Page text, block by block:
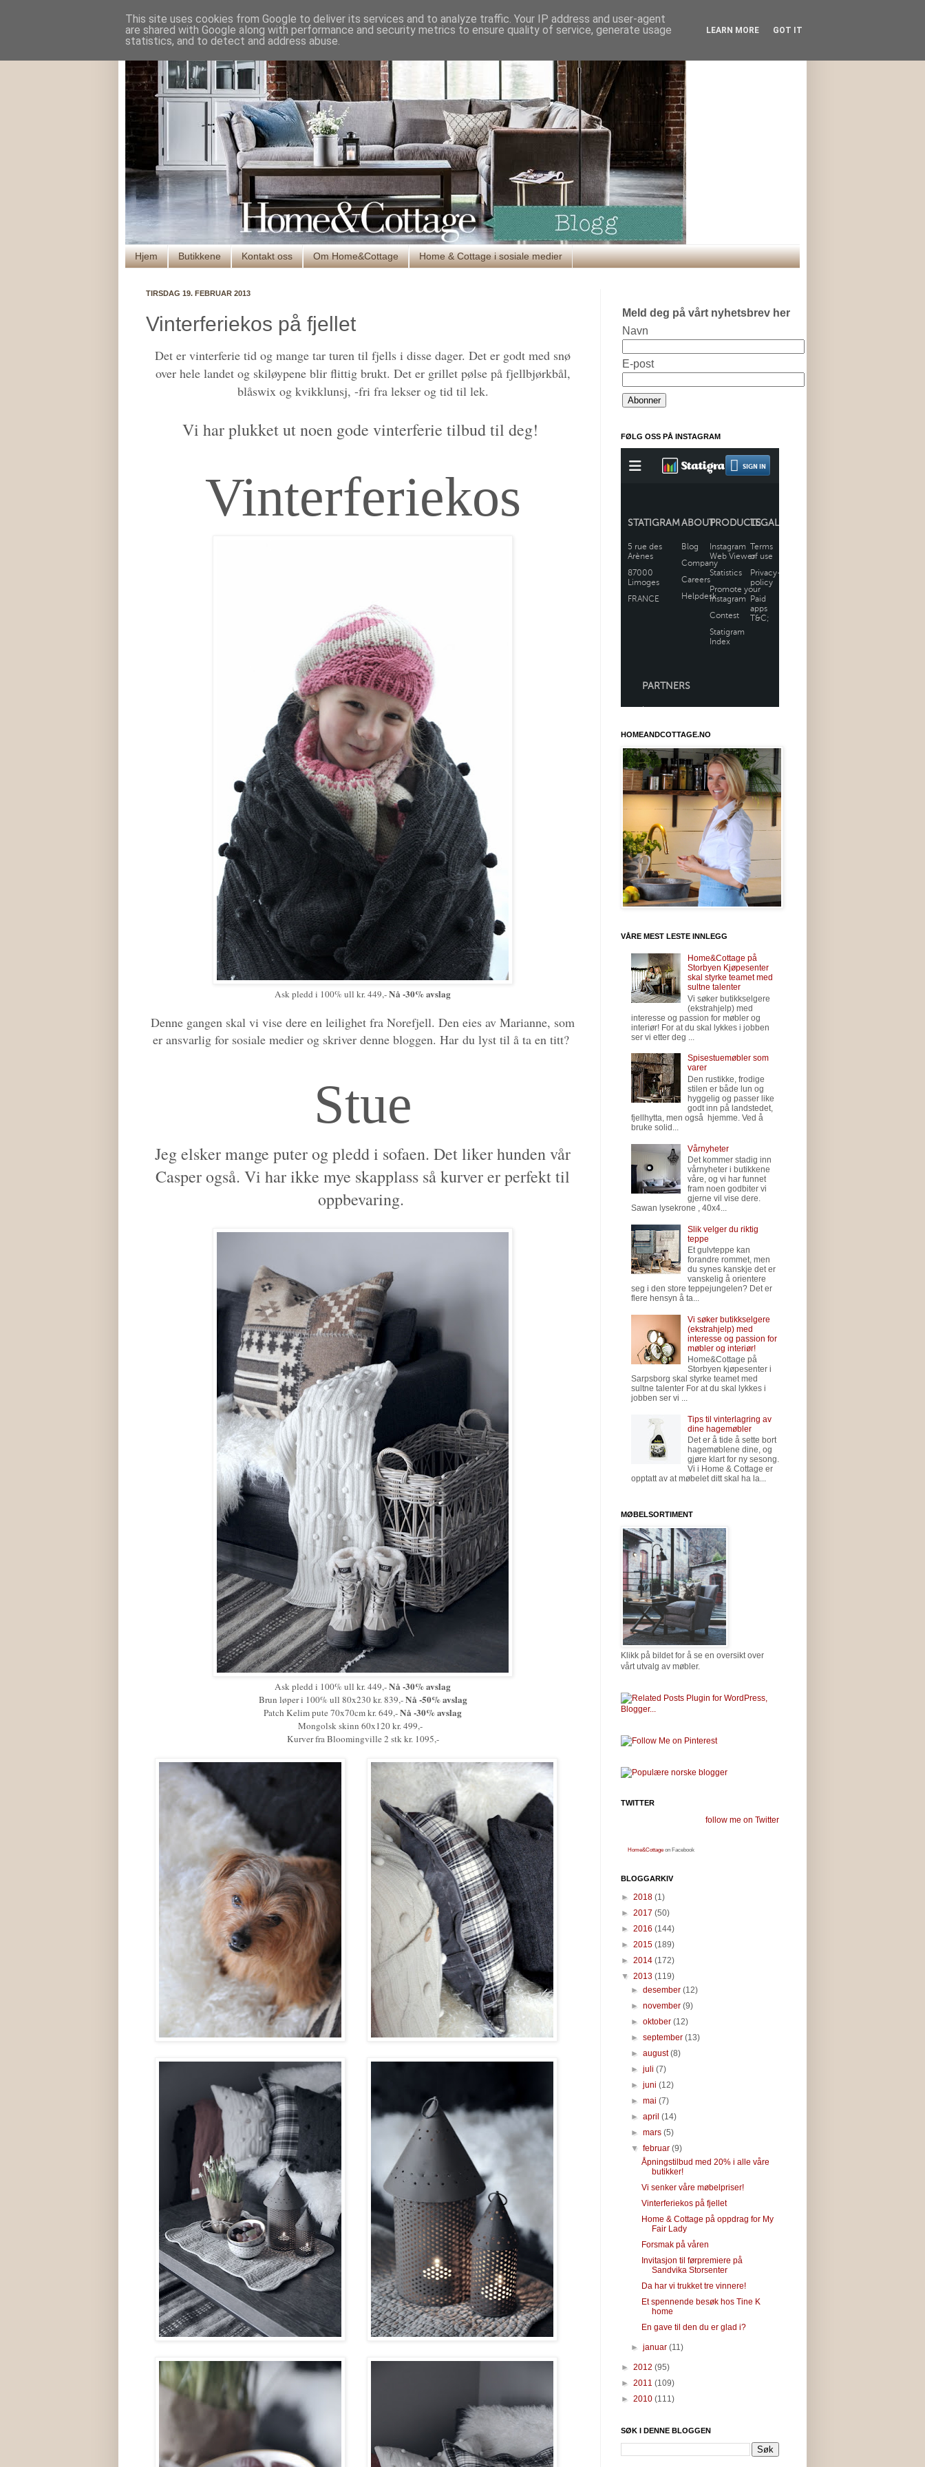
Hjem Butikkene Kontakt oss Om Home&Cottage Home & Cottage i sosiale medier
TIRSDAG 19. FEBRUAR 2013
Vinterferiekos på fjellet
Det er vinterferie tid og mange tar turen til fjells i disse dager. Det er godt med snø
over hele landet og skiløypene blir flittig brukt. Det er grillet pølse på fjellbjørkbål,
blåswix og kvikklunsj, -fri fra lekser og tid til lek.
Vi har plukket ut noen gode vinterferie tilbud til deg!
Vinterferiekos
Ask pledd i 100% ull kr. 449,-Nå -30% avslag
Denne gangen skal vi vise dere en leilighet fra Norefjell. Den eies av Marianne, som
er ansvarlig for sosiale medier og skriver denne bloggen. Har du lyst til å ta en titt?
Stue
Jeg elsker mange puter og pledd i sofaen. Det liker hunden vår
Casper også. Vi har ikke mye skapplass så kurver er perfekt til
oppbevaring.
Ask pledd i 100% ull kr. 449,-Nå -30% avslag
Brun løper i 100% ull 80x230 kr. 839,-Nå -50% avslag
Patch Kelim pute 70x70cm kr. 649,-Nå -30% avslag
Mongolsk skinn 60x120 kr. 499,-
Kurver fra Bloomingville 2 stk kr. 1095,-
Meld deg på vårt nyhetsbrev her
Navn
E-post
FØLG OSS PÅ INSTAGRAM
HOMEANDCOTTAGE.NO
VÅRE MEST LESTE INNLEGG
Home&Cottage på
Storbyen Kjøpesenter
skal styrke teamet med
sultne talenter
Vi søker butikkselgere
(ekstrahjelp) med
interesse og passion for møbler og
interiør! For at du skal lykkes i jobben
ser vi etter deg ...
Spisestuemøbler som
varer
Den rustikke, frodige
stilen er både lun og
hyggelig og passer like
godt inn på landstedet,
fjellhytta, men også hjemme. Ved å
bruke solid...
Vårnyheter
Det kommer stadig inn
vårnyheter i butikkene
våre, og vi har funnet
fram noen godbiter vi
gjerne vil vise dere.
Sawan lysekrone , 40x4...
Slik velger du riktig
teppe
Et gulvteppe kan
forandre rommet, men
du synes kanskje det er
vanskelig å orientere
seg i den store teppejungelen? Det er
flere hensyn å ta...
Vi søker butikkselgere
(ekstrahjelp) med
interesse og passion for
møbler og interiør!
Home&Cottage på
Storbyen kjøpesenter i
Sarpsborg skal styrke teamet med
sultne talenter For at du skal lykkes i
jobben ser vi ...
Tips til vinterlagring av
dine hagemøbler
Det er å tide å sette bort
hagemøblene dine, og
gjøre klart for ny sesong.
Vi i Home & Cottage er
opptatt av at møbelet ditt skal ha la...
MØBELSORTIMENT
Klikk på bildet for å se en oversikt over
vårt utvalg av møbler.
TWITTER
follow me on Twitter
Home&Cottage on Facebook
BLOGGARKIV
► 2018 (1)
► 2017 (50)
► 2016 (144)
► 2015 (189)
► 2014 (172)
▼ 2013 (119)
►desember(12)
►november(9)
►oktober(12)
►september(13)
►august(8)
►juli(7)
►juni(12)
►mai(7)
►april(14)
►mars(5)
▼februar(9)
Åpningstilbud med 20% i alle våre
butikker!
Vi senker våre møbelpriser!
Vinterferiekos på fjellet
Home & Cottage på oppdrag for My
Fair Lady
Forsmak på våren
Invitasjon til førpremiere på
Sandvika Storsenter
Da har vi trukket tre vinnere!
Et spennende besøk hos Tine K
home
En gave til den du er glad i?
►januar(11)
► 2012 (95)
► 2011 (109)
► 2010 (111)
SØK I DENNE BLOGGEN
This site uses cookies from Google to deliver its services and to analyze traffic. Your IP address and user-agent
are shared with Google along with performance and security metrics to ensure quality of service, generate usage
statistics, and to detect and address abuse.
LEARN MORE GOT IT